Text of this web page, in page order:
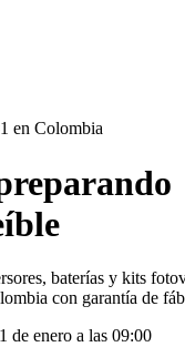
en Colombia
baterías y kits
con garantía de
de enero a las 09:00